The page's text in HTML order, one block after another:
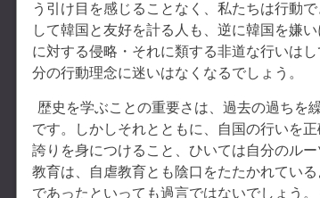
う引け目を感じることなく、私たちは行動
して韓国と友好を計る人も、逆に韓国を嫌
に対する侵略・それに類する非道な行いは
分の行動理念に迷いはなくなるでしょう。
歴史を学ぶことの重要さは、過去の過ちを
です。しかしそれとともに、自国の行いを
誇りを身につけること、ひいては自分のル
教育は、自虐教育とも陰口をたたかれてい
であったといっても過言ではないでしょう